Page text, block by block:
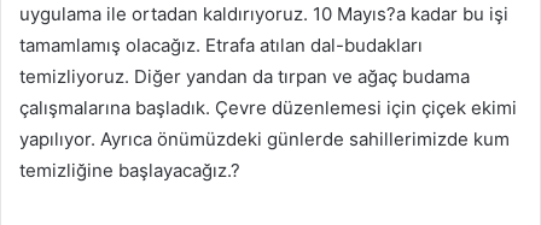
uygulama ile ortadan kaldırıyoruz. 10 Mayıs?a kadar bu işi
tamamlamış olacağız. Etrafa atılan dal-budakları
temizliyoruz. Diğer yandan da tırpan ve ağaç budama
çalışmalarına başladık. Çevre düzenlemesi için çiçek ekimi
yapılıyor. Ayrıca önümüzdeki günlerde sahillerimizde kum
temizliğine başlayacağız.?